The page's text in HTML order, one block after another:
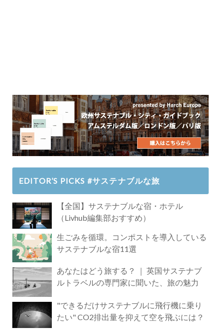
EDITOR’S PICKS #サステナブルな旅
【全国】サステナブルな宿・ホテル
（Livhub編集部おすすめ）
生ごみを循環。コンポストを導入している
サステナブルな宿11選
あなたはどう旅する？ ｜ 英国サステナブ
ルトラベルの専門家に聞いた、旅の魅力
"できるだけサステナブルに飛行機に乗り
たい" CO2排出量を抑えて空を飛ぶには？